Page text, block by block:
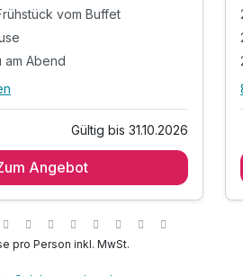
vom Buffet
am Abend
vom Buffet
bei Anreise
Gültig bis 31.10.2026
Angebot
pro Person inkl. MwSt.